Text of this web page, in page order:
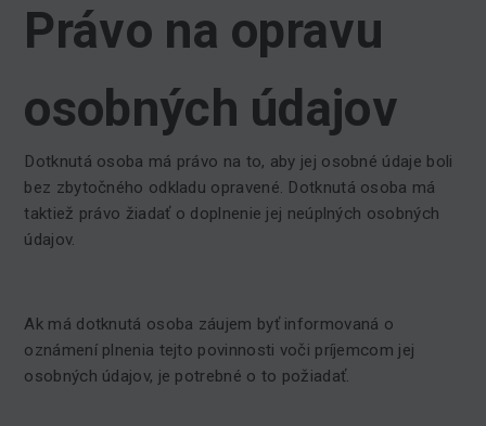
Právo na opravu
osobných údajov
Dotknutá osoba má právo na to, aby jej osobné údaje boli
bez zbytočného odkladu opravené. Dotknutá osoba má
taktiež právo žiadať o doplnenie jej neúplných osobných
údajov.
Ak má dotknutá osoba záujem byť informovaná o
oznámení plnenia tejto povinnosti voči príjemcom jej
osobných údajov, je potrebné o to požiadať.